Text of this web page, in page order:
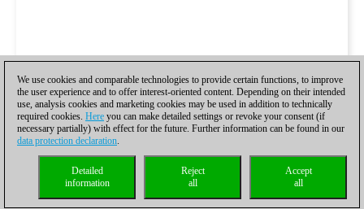
We use cookies and comparable technologies to provide certain functions, to improve
the user experience and to offer interest-oriented content. Depending on their intended
use, analysis cookies and marketing cookies may be used in addition to technically
required cookies. Here you can make detailed settings or revoke your consent (if
necessary partially) with effect for the future. Further information can be found in our
data protection declaration.
Accept
all
Reject
all
Detailed
information